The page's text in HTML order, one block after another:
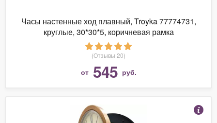
Часы настенные ход плавный, Troyka 77774731,
круглые, 30*30*5, коричневая рамка
(Отзывы 20)
от 545 руб.